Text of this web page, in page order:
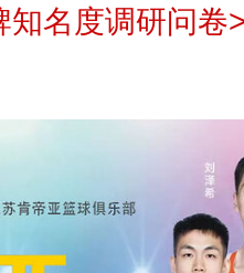
名度调研问卷